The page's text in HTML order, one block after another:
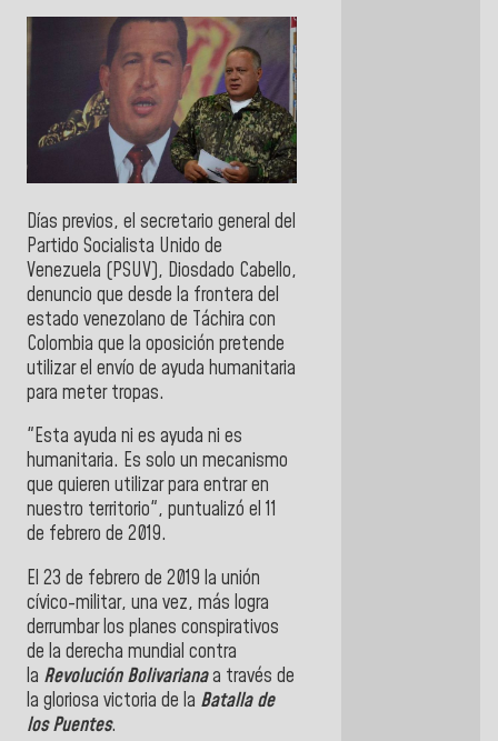
Días previos, el secretario general del
Partido Socialista Unido de
Venezuela (PSUV), Diosdado Cabello,
denuncio que desde la frontera del
estado venezolano de Táchira con
Colombia que la oposición pretende
utilizar el envío de ayuda humanitaria
para meter tropas.
"Esta ayuda ni es ayuda ni es
humanitaria. Es solo un mecanismo
que quieren utilizar para entrar en
nuestro territorio", puntualizó el 11
de febrero de 2019.
El 23 de febrero de 2019 la unión
cívico-militar, una vez, más logra
derrumbar los planes conspirativos
de la derecha mundial contra
la Revolución Bolivarianaa través de
la gloriosa victoria de la Batalla de
los Puentes.